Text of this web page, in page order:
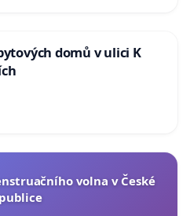
domů v ulici K
volna v České